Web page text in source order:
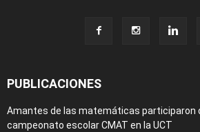
PUBLICACIONES
Amantes de las matemáticas participaron
campeonato escolar CMAT en la UCT